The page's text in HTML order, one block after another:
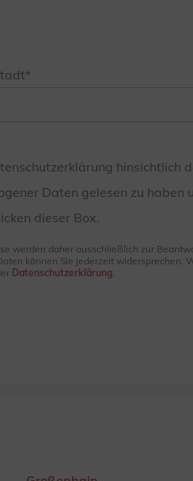
hinsichtlich
Daten gelesen zu haben
dieser Box.
werden daher ausschließlich zur
können Sie jederzeit widersprechen.
Datenschutzerklärung.